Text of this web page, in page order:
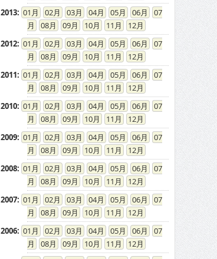
2013: 01 02 03 04 05 06
07
08
09 10 11
12
2012: 01 02 03 04 05 06
07
08
09 10 11
12
2011: 01 02 03 04 05 06
07
08
09 10 11
12
2010: 01 02 03 04 05 06
07
08
09 10 11
12
2009: 01 02 03 04 05 06
07
08
09 10 11
12
2008: 01 02 03 04 05 06
07
08
09 10 11
12
2007: 01 02 03 04 05 06
07
08
09 10 11
12
2006: 01 02 03 04 05 06
07
08
09 10 11
12